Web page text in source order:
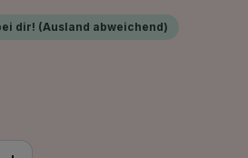
dir! (Ausland abweichend)